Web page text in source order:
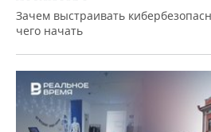
Зачем выстраивать
чего начать